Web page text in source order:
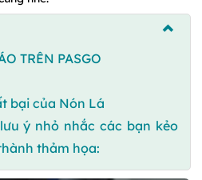
TRÊN PASGO
bại của Nón Lá
ý nhỏ nhắc các bạn kẻo
thảm họa: